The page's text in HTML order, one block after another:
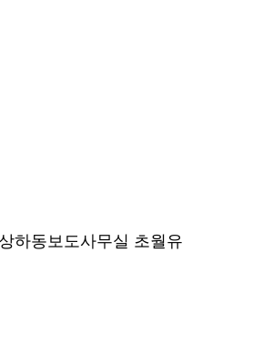
하동보도사무실 초월유